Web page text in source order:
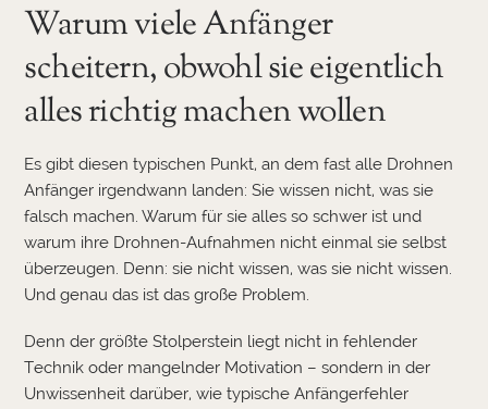
Warum viele Anfänger
scheitern, obwohl sie eigentlich
alles richtig machen wollen
Es gibt diesen typischen Punkt, an dem fast alle Drohnen
Anfänger irgendwann landen: Sie wissen nicht, was sie
falsch machen. Warum für sie alles so schwer ist und
warum ihre Drohnen-Aufnahmen nicht einmal sie selbst
überzeugen. Denn: sie nicht wissen, was sie nicht wissen.
Und genau das ist das große Problem.
Denn der größte Stolperstein liegt nicht in fehlender
Technik oder mangelnder Motivation – sondern in der
Unwissenheit darüber, wie typische Anfängerfehler